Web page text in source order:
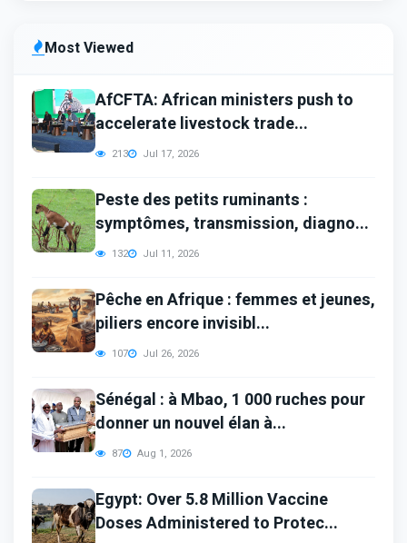
Most Viewed
AfCFTA: African ministers push to
accelerate livestock trade...
213 Jul 17, 2026
Peste des petits ruminants :
symptômes, transmission, diagno...
132 Jul 11, 2026
Pêche en Afrique : femmes et jeunes,
piliers encore invisibl...
107 Jul 26, 2026
Sénégal : à Mbao, 1 000 ruches pour
donner un nouvel élan à...
87 Aug 1, 2026
Egypt: Over 5.8 Million Vaccine
Doses Administered to Protec...